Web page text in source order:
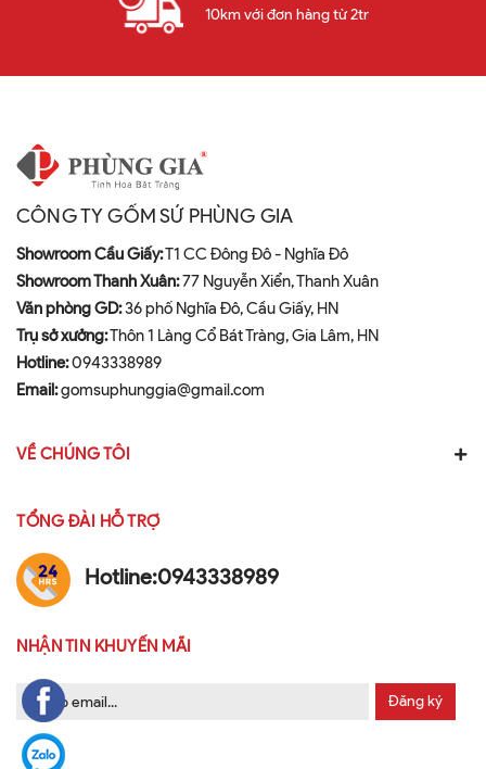
10km với đơn hàng từ 2tr
CÔNG TY GỐM SỨ PHÙNG GIA
Showroom Cầu Giấy:T1 CC Đông Đô - Nghĩa Đô
Showroom Thanh Xuân:77 Nguyễn Xiển, Thanh Xuân
Văn phòng GD:36 phố Nghĩa Đô, Cầu Giấy, HN
Trụ sở xưởng:Thôn 1 Làng Cổ Bát Tràng, Gia Lâm, HN
Hotline:0943338989
Email:gomsuphunggia@gmail.com
VỀ CHÚNG TÔI
TỔNG ĐÀI HỖ TRỢ
Hotline:0943338989
NHẬN TIN KHUYẾN MÃI
Đăng ký